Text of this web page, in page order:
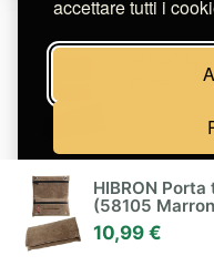
accettare tutti i
Gestisci preferenze
10,99 €
3,00 €
(21%)
pelle
Filtri -
Donna/
HIBRON
(58105
10,99 €